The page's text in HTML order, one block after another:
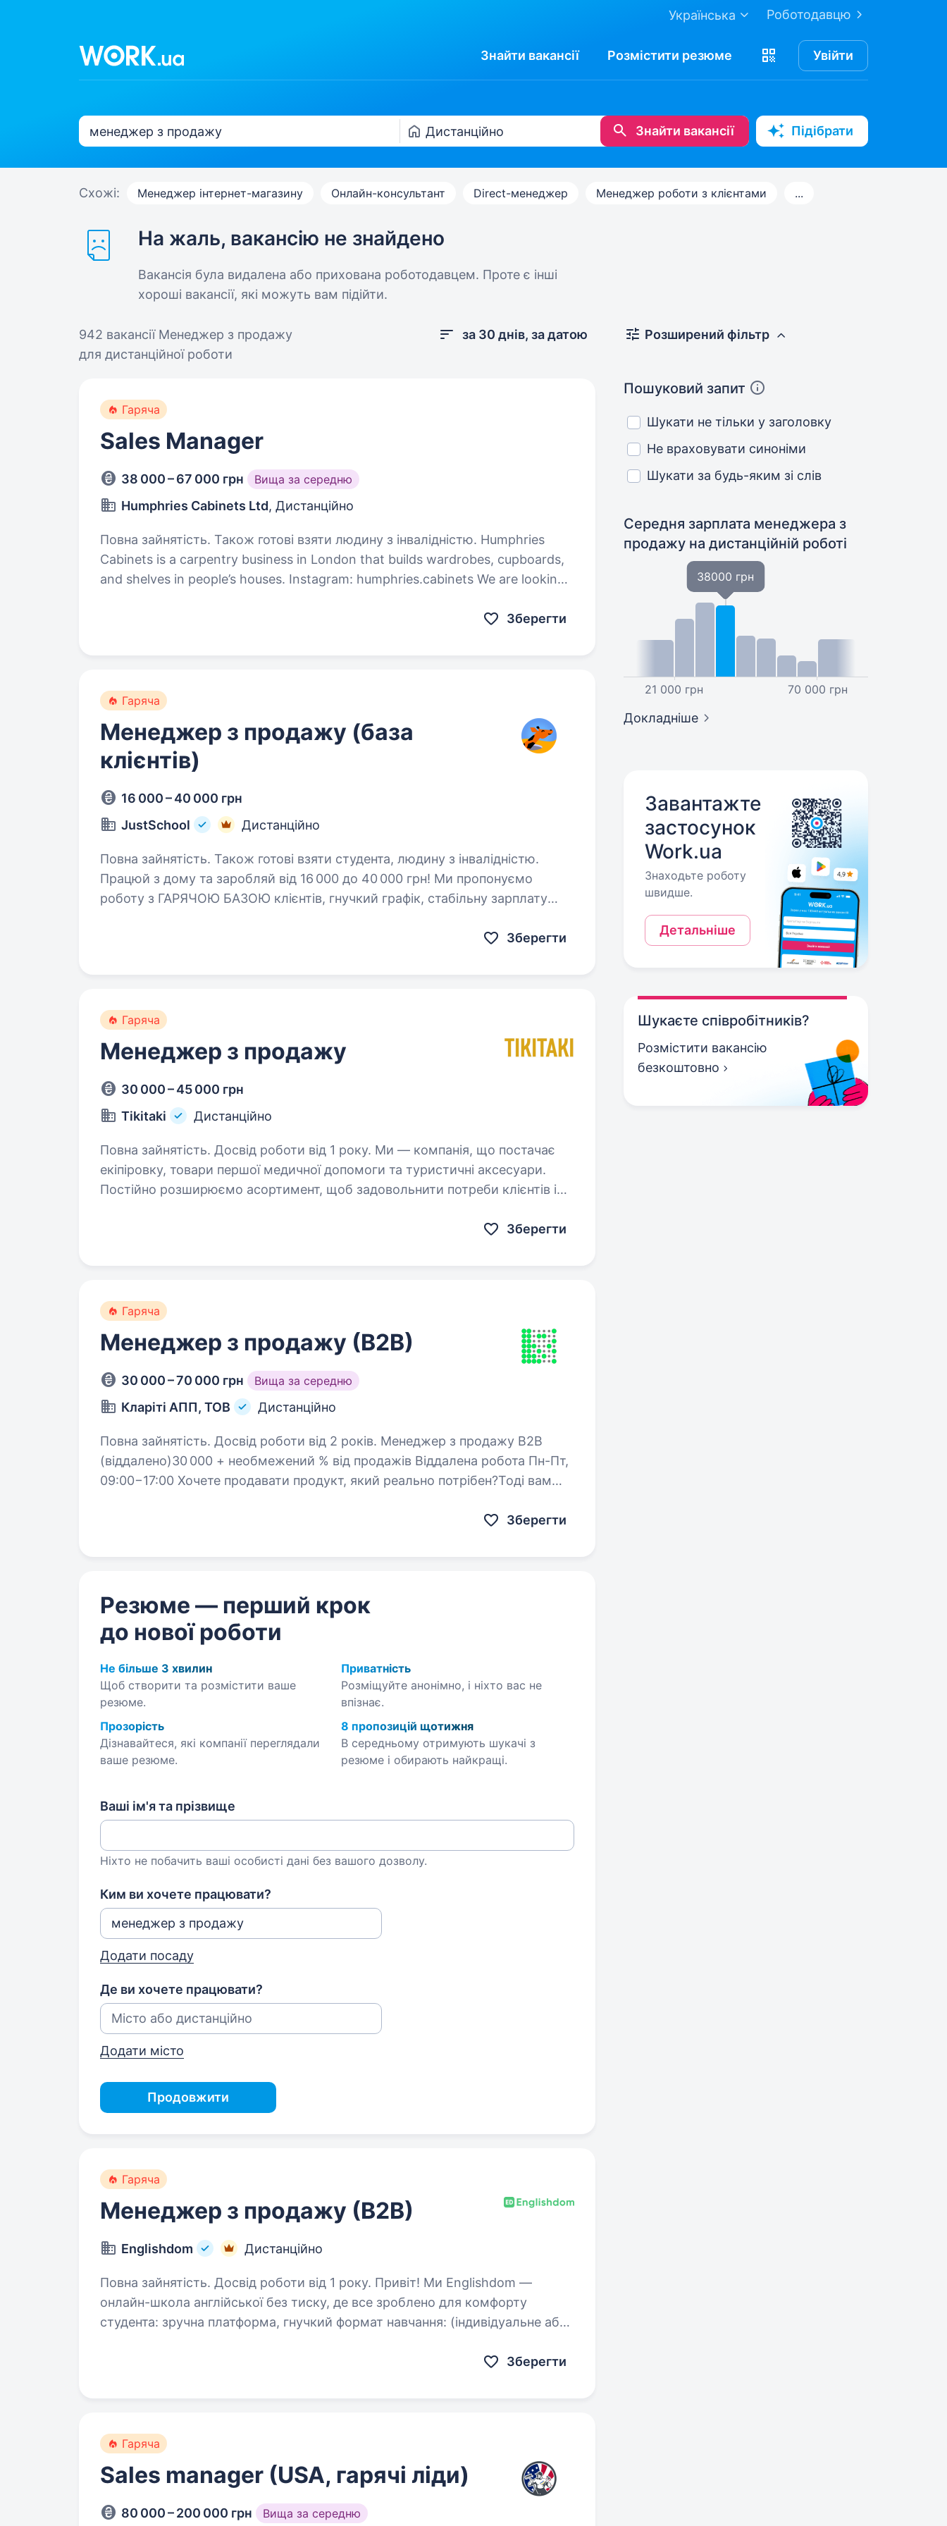
Роботодавцю
Українська
Знайти вакансії Розмістити резюме Увійти
Знайти вакансії Підібрати
Схожі: Менеджер інтернет-магазину Онлайн-консультант Direct-менеджер Менеджер роботи з клієнтами ...
На жаль, вакансію не знайдено
Вакансія була видалена або прихована роботодавцем. Проте є інші
хороші вакансії, які можуть вам підійти.
942 вакансії Менеджер з продажу
для дистанційної роботи
за 30 днів, за датою
Гаряча
Sales Manager
38 000 – 67 000 грн Вища за середню
Humphries Cabinets Ltd, Дистанційно
Повна зайнятість. Також готові взяти людину з інвалідністю. Humphries
Cabinets is a carpentry business in London that builds wardrobes, cupboards,
and shelves in people’s houses. Instagram: humphries.cabinets We are looking
Зберегти
Гаряча
Менеджер з продажу (база
клієнтів)
16 000 – 40 000 грн
JustSchool
Дистанційно
Повна зайнятість. Також готові взяти студента, людину з інвалідністю.
Працюй з дому та заробляй від 16 000 до 40 000 грн! Ми пропонуємо
роботу з ГАРЯЧОЮ БАЗОЮ клієнтів, гнучкий графік, стабільну зарплату
Зберегти
Гаряча
Менеджер з продажу
30 000 – 45 000 грн
Tikitaki
Дистанційно
Повна зайнятість. Досвід роботи від 1 року. Ми — компанія, що постачає
екіпіровку, товари першої медичної допомоги та туристичні аксесуари.
Постійно розширюємо асортимент, щоб задовольнити потреби клієнтів і
Зберегти
Гаряча
Менеджер з продажу (В2В)
30 000 – 70 000 грн Вища за середню
Кларіті АПП, ТОВ Дистанційно
Повна зайнятість. Досвід роботи від 2 років. Менеджер з продажу B2B
(віддалено)30 000 + необмежений % від продажів Віддалена робота Пн-Пт,
09:00−17:00 Хочете продавати продукт, який реально потрібен?Тоді вам
Зберегти
Резюме — перший крок
до нової роботи
Не більше 3 хвилин
Щоб створити та розмістити ваше
резюме.
Приватність
Розміщуйте анонімно, і ніхто вас не
впізнає.
Прозорість
Дізнавайтеся, які компанії переглядали
ваше резюме.
8 пропозицій щотижня
В середньому отримують шукачі з
резюме і обирають найкращі.
Ваші ім'я та прізвище
Ніхто не побачить ваші особисті дані без вашого дозволу.
Ким ви хочете працювати?
Додати посаду
Де ви хочете працювати?
Додати місто
Продовжити
Гаряча
Менеджер з продажу (В2В)
Englishdom Дистанційно
Повна зайнятість. Досвід роботи від 1 року. Привіт! Ми Englishdom —
онлайн-школа англійської без тиску, де все зроблено для комфорту
студента: зручна платформа, гнучкий формат навчання: (індивідуальне або
Зберегти
Гаряча
Sales manager (USA, гарячі ліди)
80 000 – 200 000 грн Вища за середню
Розширений фільтр
Пошуковий запит
Шукати не тільки у заголовку
Не враховувати синоніми
Шукати за будь-яким зі слів
Середня зарплата менеджера з
продажу на дистанційній роботі
21 000 грн
38000 грн
70 000 грн
Докладніше
Завантажте
застосунок
Work.ua
Знаходьте роботу
швидше.
Детальніше
Шукаєте співробітників?
Розмістити вакансію
безкоштовно